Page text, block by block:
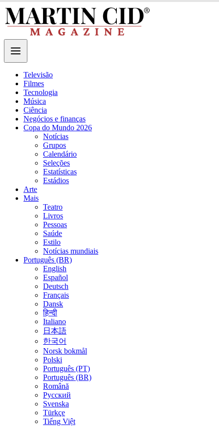
Televisão
Filmes
Tecnologia
Música
Ciência
Negócios e finanças
Copa do Mundo 2026
Notícias
Grupos
Calendário
Seleções
Estatísticas
Estádios
Arte
Mais
Teatro
Livros
Pessoas
Saúde
Estilo
Notícias mundiais
Português (BR)
English
Español
Deutsch
Français
Dansk
हिन्दी
Italiano
日本語
한국어
Norsk bokmål
Polski
Português (PT)
Português (BR)
Română
Русский
Svenska
Türkçe
Tiếng Việt